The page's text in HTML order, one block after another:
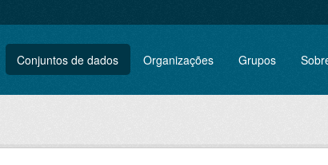
Conjuntos de dados Organizações Grupos